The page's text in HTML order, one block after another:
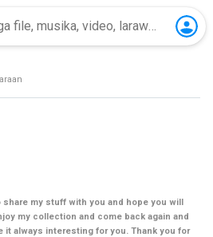
share my stuff with you and hope you will
my collection and come back again and
it always interesting for you. Thank you for